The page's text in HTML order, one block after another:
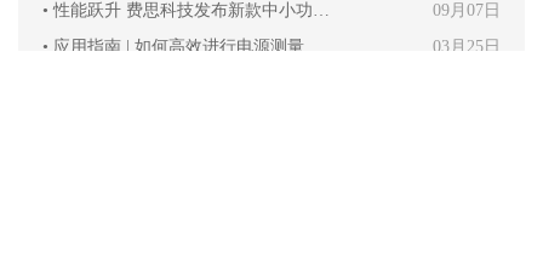
• 性能跃升 费思科技发布新款中小功率电子负载
09月07日
03月25日